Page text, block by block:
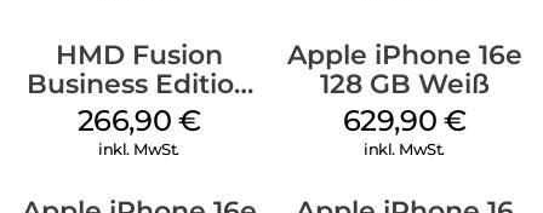
HMD Fusion
Business Edition
256 GB Grey
266,90 €
inkl. MwSt.
Apple iPhone 16e
128 GB Weiß
629,90 €
inkl. MwSt.